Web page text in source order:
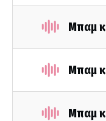
Μπαμ
Μπαμ
Μπαμ